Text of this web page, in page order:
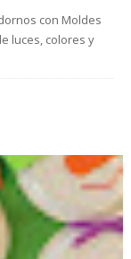
con Moldes
luces, colores y